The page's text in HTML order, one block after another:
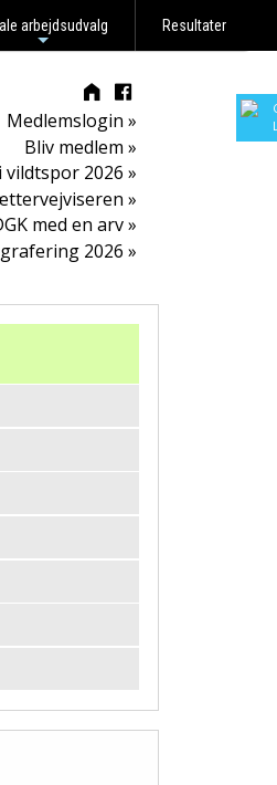
arbejdsudvalg Resultater
Medlemslogin »
Bliv medlem »
2026 »
»
med en arv »
2026 »